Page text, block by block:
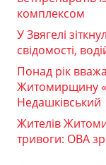
комплексом
У Звягелі
свідомості,
Понад рік
Житомирщину
Недашківський
Жителів
тривоги: ОВА